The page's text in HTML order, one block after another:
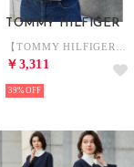
TOMMY HILFIGER
￥3,311
39%